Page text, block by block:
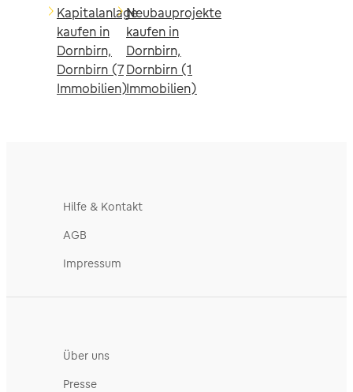
Kapitalanlage
kaufen in
Dornbirn,
Dornbirn (7
Immobilien)
Neubauprojekte
kaufen in
Dornbirn,
Dornbirn (1
Immobilien)
Hilfe & Kontakt
AGB
Impressum
Über uns
Presse